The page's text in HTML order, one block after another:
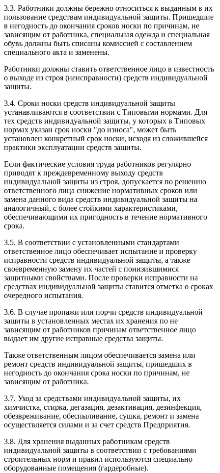
3.3. Работники должны бережно относиться к выданным в их
пользование средствам индивидуальной защиты. Пришедшие
в негодность до окончания сроков носки по причинам, не
зависящим от работника, специальная одежда и специальная
обувь должны быть списаны комиссией с составлением
специального акта и заменены.
Работники должны ставить ответственное лицо в известность
о выходе из строя (неисправности) средств индивидуальной
защиты.
3.4. Сроки носки средств индивидуальной защиты
устанавливаются в соответствии с Типовыми нормами. Для
тех средств индивидуальной защиты, у которых в Типовых
нормах указан срок носки "до износа", может быть
установлен конкретный срок носки, исходя из сложившейся
практики эксплуатации средств защиты.
Если фактические условия труда работников регулярно
приводят к преждевременному выходу средств
индивидуальной защиты из строя, допускается по решению
ответственного лица снижение нормативных сроков или
замена данного вида средств индивидуальной защиты на
аналогичный, с более стойкими характеристиками,
обеспечивающими их пригодность в течение нормативного
срока.
3.5. В соответствии с установленными стандартами
ответственное лицо обеспечивает испытание и проверку
исправности средств индивидуальной защиты, а также
своевременную замену их частей с понизившимися
защитными свойствами. После проверки исправности на
средствах индивидуальной защиты ставится отметка о сроках
очередного испытания.
3.6. В случае пропажи или порчи средств индивидуальной
защиты в установленных местах их хранения по не
зависящим от работников причинам ответственное лицо
выдает им другие исправные средства защиты.
Также ответственным лицом обеспечивается замена или
ремонт средств индивидуальной защиты, пришедших в
негодность до окончания срока носки по причинам, не
зависящим от работника.
3.7. Уход за средствами индивидуальной защиты, их
химчистка, стирка, дегазация, дезактивация, дезинфекция,
обезвреживание, обеспыливание, сушка, ремонт и замена
осуществляется силами и за счет средств Предприятия.
3.8. Для хранения выданных работникам средств
индивидуальной защиты в соответствии с требованиями
строительных норм и правил используются специально
оборудованные помещения (гардеробные).